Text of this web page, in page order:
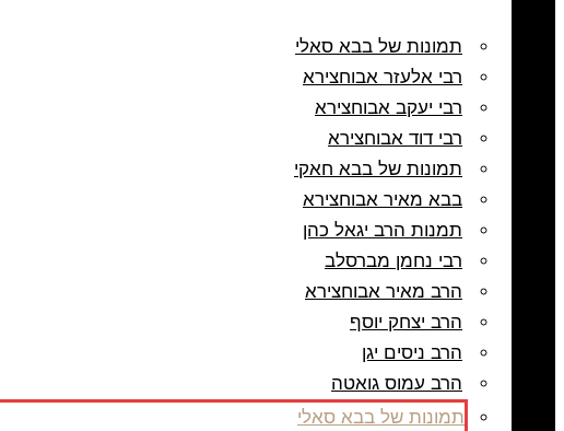
תמונות של בבא סאלי
רבי אלעזר אבוחצירא
רבי יעקב אבוחצירא
רבי דוד אבוחצירא
תמונות של בבא חאקי
בבא מאיר אבוחצירא
תמנות הרב יגאל כהן
רבי נחמן מברסלב
הרב מאיר אבוחצירא
הרב יצחק יוסף
הרב ניסים יגן
הרב עמוס גואטה
תמונות של בבא סאלי